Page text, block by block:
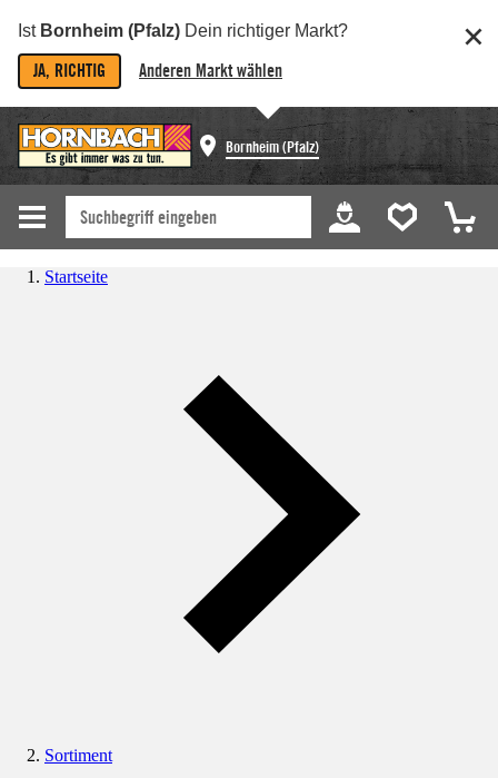
Ist Bornheim (Pfalz) Dein richtiger Markt?
JA, RICHTIG Anderen Markt wählen
Bornheim (Pfalz)
Startseite
Sortiment